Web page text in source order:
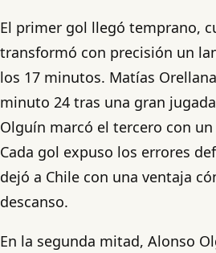
El primer gol llegó temprano,
transformó con precisión un
los 17 minutos. Matías
minuto 24 tras una gran
Olguín marcó el tercero con
Cada gol expuso los errores
dejó a Chile con una ventaja
descanso.
En la segunda mitad, Alonso